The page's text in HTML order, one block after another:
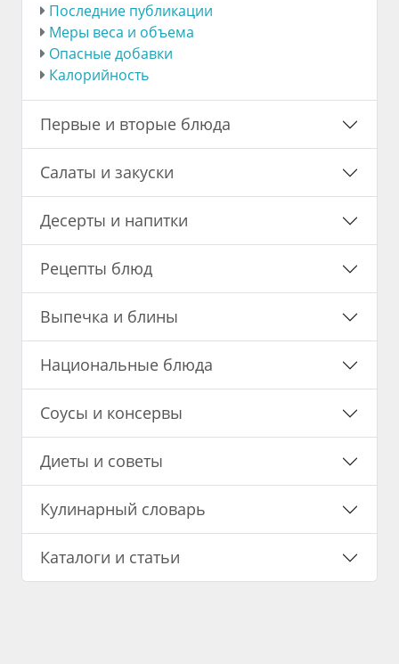
Последние публикации
Меры веса и объема
Опасные добавки
Калорийность
Первые и вторые блюда
Салаты и закуски
Десерты и напитки
Рецепты блюд
Выпечка и блины
Национальные блюда
Соусы и консервы
Диеты и советы
Кулинарный словарь
Каталоги и статьи